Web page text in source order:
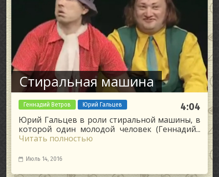
Стиральная машина
Геннадий Ветров Юрий Гальцев 4:04
Юрий Гальцев в роли стиральной машины, в
которой один молодой человек (Геннадий...
Читать полностью
Июль 14, 2016